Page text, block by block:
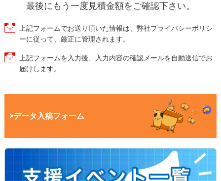
最後にもう一度見積金額をご確認下さい。
上記フォームでお送り頂いた情報は、弊社プライバシーポリシ
ーに従って、厳正に管理されます。
上記フォームを入力後、入力内容の確認メールを自動送信でお
届けします。
>データ入稿フォーム